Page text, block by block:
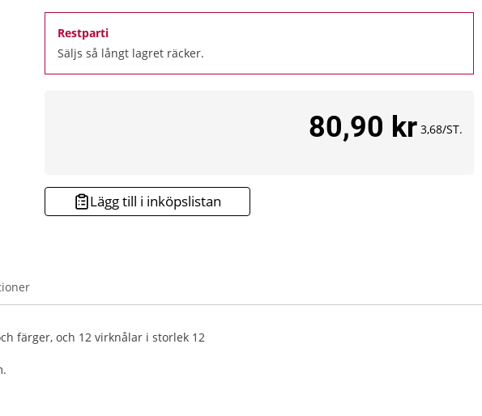
Restparti
Säljs så långt lagret räcker.
80,90 kr 3,68/ST.
Lägg till i inköpslistan
färger, och 12 virknålar i storlek 12